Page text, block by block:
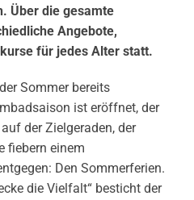
Über die gesamte
Angebote,
für jedes Alter statt.
Sommer bereits
ist eröffnet, der
der Zielgeraden, der
fiebern einem
Den Sommerferien.
die Vielfalt“ besticht der